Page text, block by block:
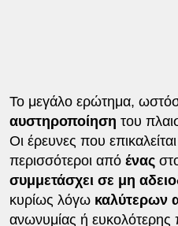
Το μεγάλο ερώτημα,
αυστηροποίηση του
Οι έρευνες που
περισσότεροι από ένας
συμμετάσχει σε μη
κυρίως λόγω καλύτερων
ανωνυμίας ή